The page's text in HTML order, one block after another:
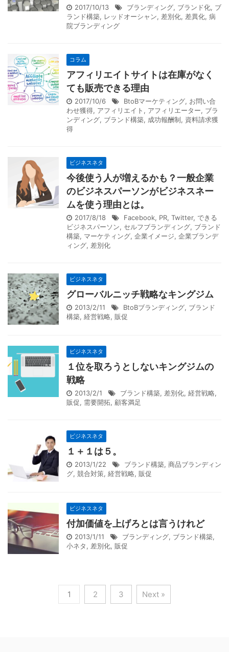
2017/10/13 ブランディング, ブランド化, ブ
ランド構築, レッドオーシャン, 差別化, 差異化, 病
院ブランディング
コラム
アフィリエイトサイトは在庫がなく
ても販売できる理由
2017/10/6 BtoBマーケティング, お問い合
わせ獲得, アフィリエイト , アフィリエーター, ブラ
ンディング, ブランド構築, 成功報酬制, 資料請求獲
得
ビジネスネタ
今後使う人が増えるかも？一般企業
のビジネスパーソンがビジネスネー
ムを使う理由とは。
2017/8/18 Facebook, PR, Twitter, できる
ビジネスパーソン, セルフブランディング, ブランド
構築, マーケティング, 企業イメージ, 企業ブランデ
ィング, 差別化
ビジネスネタ
グローバルニッチ戦略なキングジム
2013/2/11 BtoBブランディング, ブランド
構築, 経営戦略, 販促
ビジネスネタ
１位を取ろうとしないキングジムの
戦略
2013/2/1 ブランド構築, 差別化, 経営戦略,
販促, 需要開拓, 顧客満足
ビジネスネタ
１＋１は５。
2013/1/22 ブランド構築, 商品ブランディン
グ, 競合対策, 経営戦略, 販促
ビジネスネタ
付加価値を上げろとは言うけれど
2013/1/11 ブランディング, ブランド構築,
小ネタ, 差別化, 販促
1 2 3 Next »